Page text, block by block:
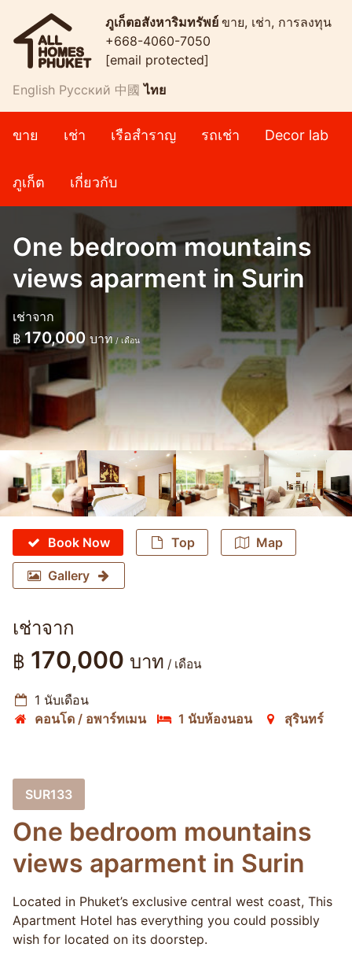
ภูเก็ตอสังหาริมทรัพย์ ขาย, เช่า, การลงทุน
+668-4060-7050
[email protected]
English Русский 中國 ไทย
ขาย เช่า เรือสำราญ รถเช่า Decor lab
ภูเก็ต เกี่ยวกับ
One bedroom mountains
views aparment in Surin
เช่าจาก
฿ 170,000 บาท/ เดือน
Book Now Top Map
Gallery
เช่าจาก
฿ 170,000 บาท / เดือน
1 นับเดือน
คอนโด / อพาร์ทเมน
1 นับห้องนอน สุรินทร์
SUR133
One bedroom mountains
views aparment in Surin
Located in Phuket’s exclusive central west coast, This
Apartment Hotel has everything you could possibly
wish for located on its doorstep.